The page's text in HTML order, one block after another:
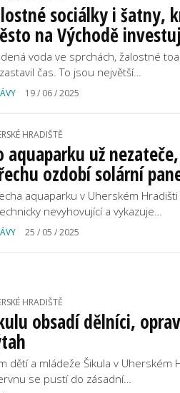
sociálky i šatny,
na Východě
voda ve sprchách, žalostné
čas. To jsou největší…
19 / 06 / 2025
HRADIŠTĚ
aquaparku už
ozdobí solární
aquaparku v Uherském
nevyhovující a vykazuje…
25 / 05 / 2025
HRADIŠTĚ
obsadí dělníci,
dětí a mládeže Šikula v Uherském
se pustí do zásadní…